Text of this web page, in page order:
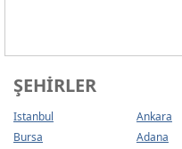
ŞEHIRLER
Istanbul Ankara
Bursa
Adana